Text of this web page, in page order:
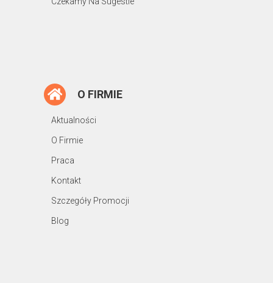
O FIRMIE
Aktualności
O Firmie
Praca
Kontakt
Szczegóły Promocji
Blog